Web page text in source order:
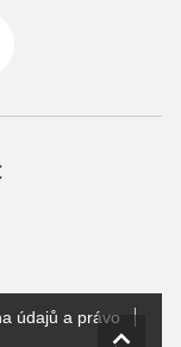
údajů a právo